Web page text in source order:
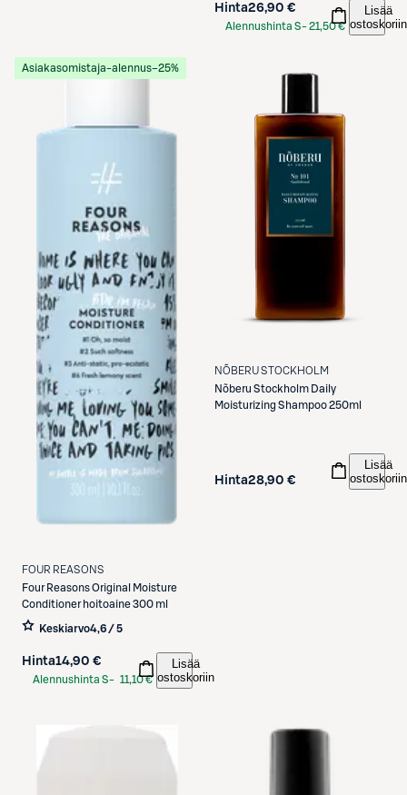
Hinta26,90 €
Alennushinta S-21,50 €
Lisää
ostoskoriin
Asiakasomistaja-alennus−25%
FOUR REASONS
Four ReasonsOriginal Moisture
Conditioner hoitoaine 300 ml
Keskiarvo4,6 / 5
Hinta14,90 €
Alennushinta S- 11,10 €
Lisää
ostoskoriin
NÕBERU STOCKHOLM
Nõberu Stockholm Daily
Moisturizing Shampoo 250ml
Hinta28,90 €
Lisää
ostoskoriin